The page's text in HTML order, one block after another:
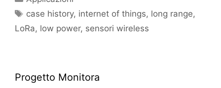
Tag
case history, internet of things, long range,
LoRa, low power, sensori wireless
Progetto Monitora